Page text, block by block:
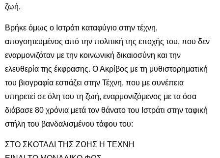
ζωή.
Βρήκε όμως ο Ιστράτι καταφύγιο στην τέχνη,
απογοητευμένος από την πολιτική της εποχής του, που δεν
εναρμονιζόταν με την κοινωνική δικαιοσύνη και την
ελευθερία της έκφρασης. Ο Ακρίβος με τη μυθιστορηματική
του βιογραφία εστιάζει στην Τέχνη, που με συνέπεια
υπηρετεί σε όλη του τη ζωή, εναρμονιζόμενος με τα όσα
διάβασε 80 χρόνια μετά τον θάνατο του Ιστράτι στην ταφική
στήλη του βανδαλισμένου τάφου του:
ΣΤΟ ΣΚΟΤΑΔΙ ΤΗΣ ΖΩΗΣ Η ΤΕΧΝΗ